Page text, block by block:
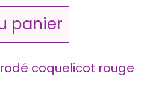
panier
coquelicot rouge